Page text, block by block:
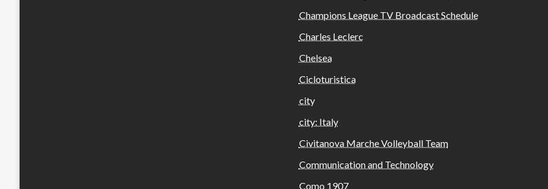
Champions League TV Broadcast Schedule
Charles Leclerc
Chelsea
Cicloturistica
city
city: Italy
Civitanova Marche Volleyball Team
Communication and Technology
Como 1907